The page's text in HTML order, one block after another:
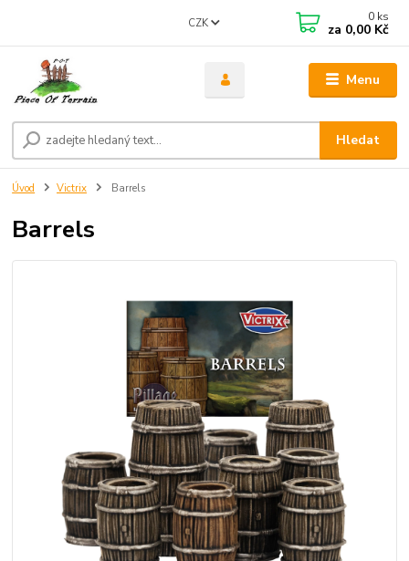
Menu
CZK
Hledat
0 ks
za 0,00 Kč
Úvod Victrix Barrels
Barrels